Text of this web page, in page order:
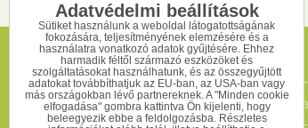
Adatvédelmi beállítások
Sütiket használunk a weboldal látogatottságának
fokozására, teljesítményének elemzésére és a
használatra vonatkozó adatok gyűjtésére. Ehhez
harmadik féltől származó eszközöket és
szolgáltatásokat használhatunk, és az összegyűjtött
adatokat továbbíthatjuk az EU-ban, az USA-ban vagy
más országokban lévő partnereknek. A "Minden cookie
elfogadása" gombra kattintva Ön kijelenti, hogy
beleegyezik ebbe a feldolgozásba. Részletes